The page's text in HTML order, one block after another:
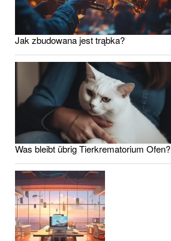
Jak zbudowana jest trąbka?
Was bleibt übrig Tierkrematorium Ofen?